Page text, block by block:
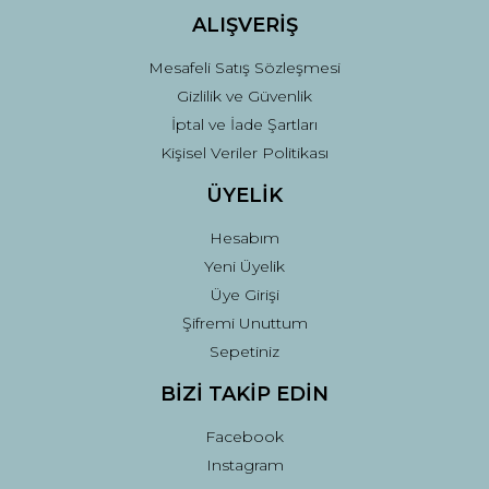
ALIŞVERİŞ
Mesafeli Satış Sözleşmesi
Gizlilik ve Güvenlik
İptal ve İade Şartları
Kişisel Veriler Politikası
ÜYELİK
Hesabım
Yeni Üyelik
Üye Girişi
Şifremi Unuttum
Sepetiniz
BİZİ TAKİP EDİN
Facebook
Instagram